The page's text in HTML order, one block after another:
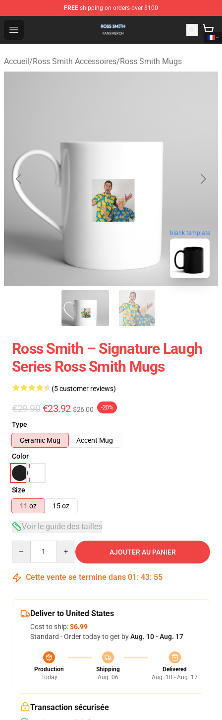
FREE shipping on orders over $100
Open menu
Ross Smith Shop - Official Ross Smith Merchandise
Accueil/Ross Smith Accessoires/Ross Smith Mugs
blank template
Ross Smith – Signature Laugh
Series Ross Smith Mugs
(5 customer reviews)
€29.90 €23.92 $26.00 -20%
Type
Ceramic Mug
Accent Mug
Color
Size
11 oz
15 oz
Voir le guide des tailles
AJOUTER AU PANIER
Cette vente se termine dans 01 : 43: 55
Deliver to United States
Cost to ship:$6.99
Standard - Order today to get byAug. 10 - Aug. 17
Production
Today
Shipping
Aug. 06
Delivered
Aug. 10 - Aug. 17
Transaction sécurisée